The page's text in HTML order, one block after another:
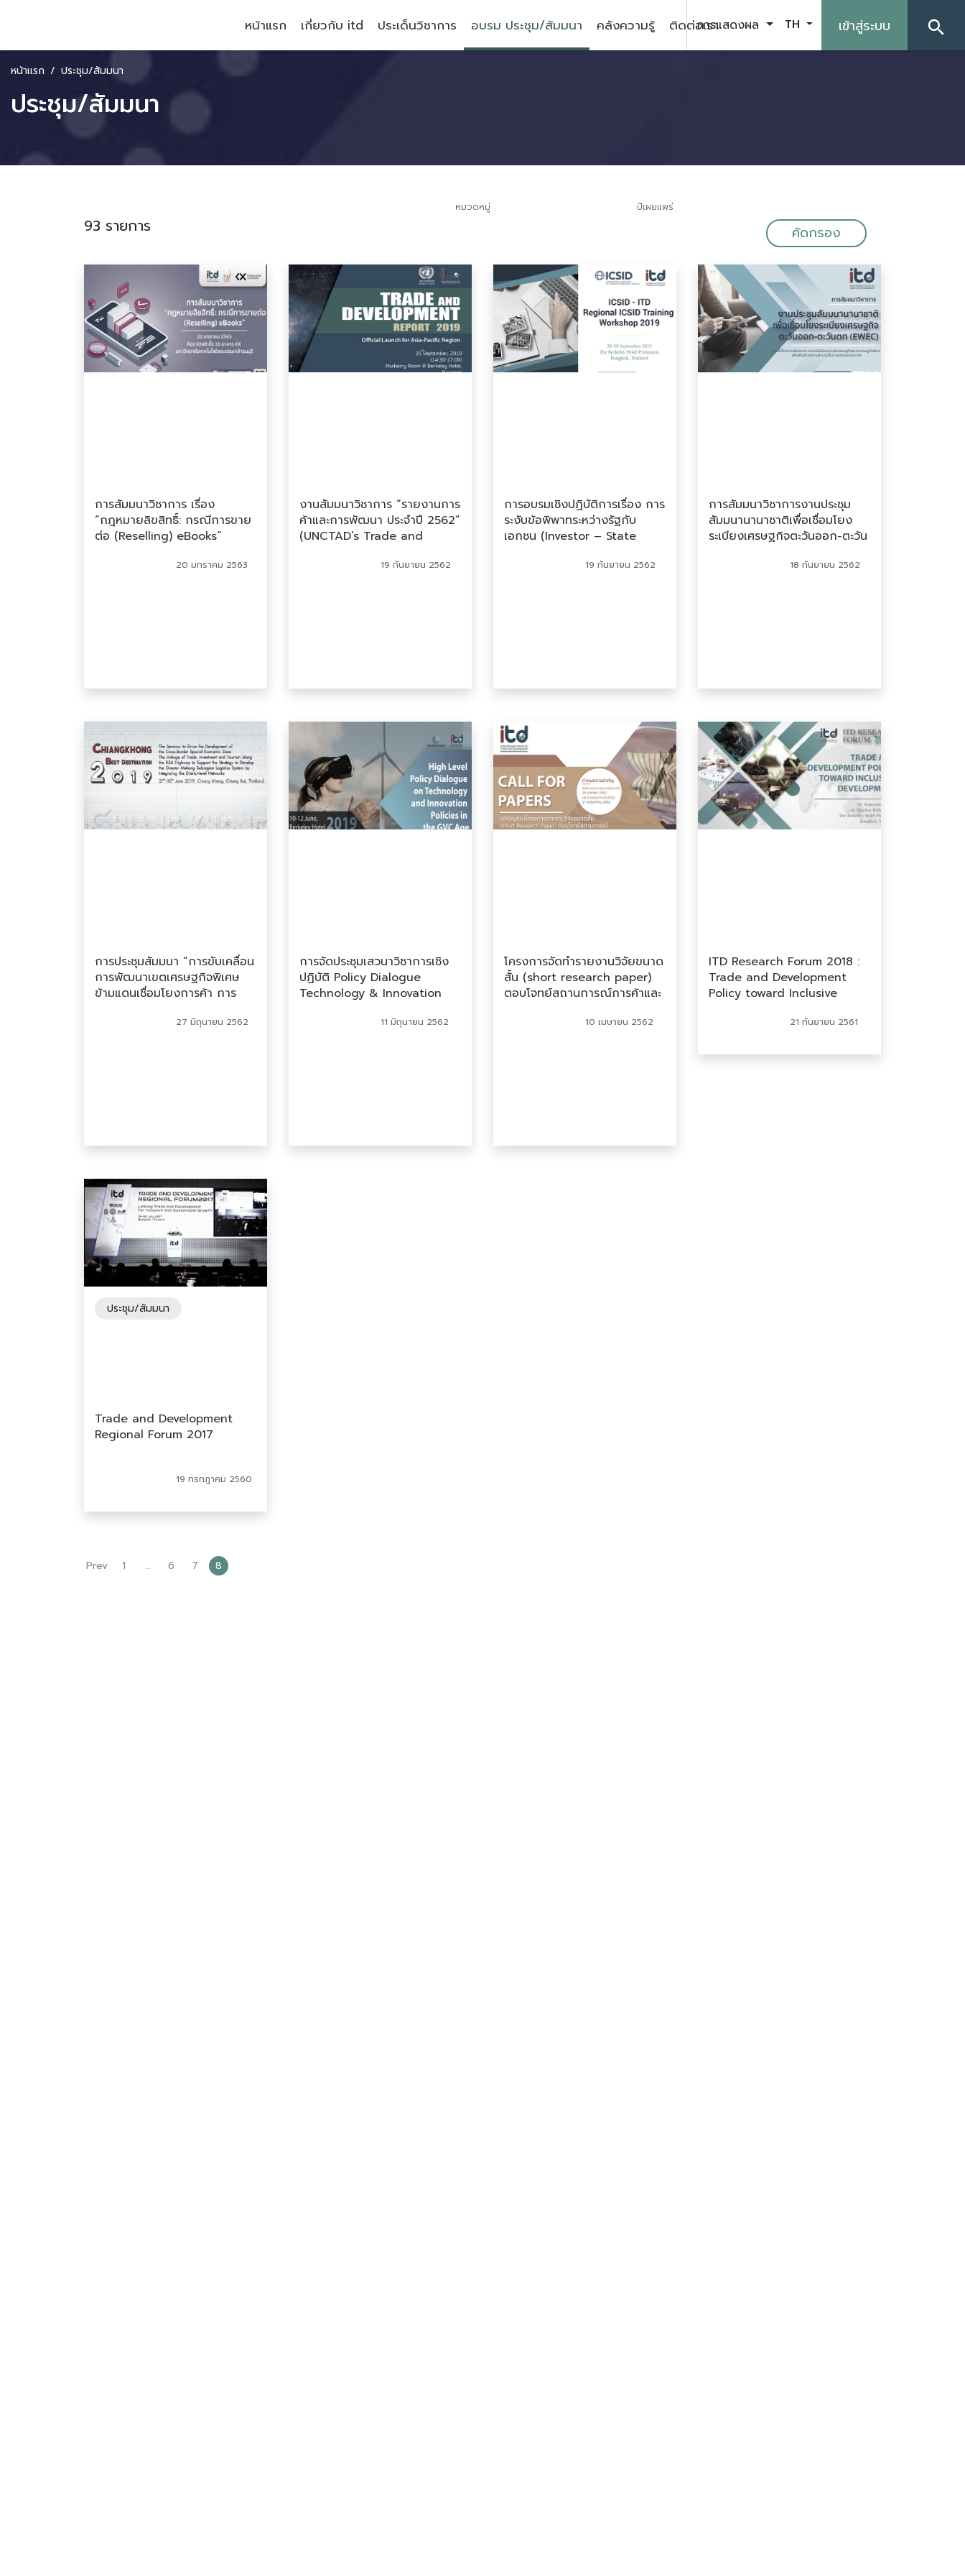
หน้าแรก เกี่ยวกับ itd ประเด็นวิชาการ อบรม ประชุม/สัมมนา คลังความรู้ ติดต่อเราการแสดงผล TH เข้าสู่ระบบ search
หน้าแรก ประชุม/สัมมนา
ประชุม/สัมมนา
93 รายการ
หมวดหมู่ ปีเผยแพร่
คัดกรอง
การสัมมนาวิชาการ เรื่อง
“กฎหมายลิขสิทธิ์: กรณีการขาย
ต่อ (Reselling) eBooks”
20 มกราคม 2563
งานสัมมนาวิชาการ “รายงานการ
ค้าและการพัฒนา ประจำปี 2562”
(UNCTAD’s Trade and
19 กันยายน 2562
การอบรมเชิงปฏิบัติการเรื่อง การ
ระงับข้อพิพาทระหว่างรัฐกับ
เอกชน (Investor – State
19 กันยายน 2562
การสัมมนาวิชาการงานประชุม
สัมมนานานาชาติเพื่อเชื่อมโยง
ระเบียงเศรษฐกิจตะวันออก-ตะวัน
18 กันยายน 2562
การประชุมสัมมนา “การขับเคลื่อน
การพัฒนาเขตเศรษฐกิจพิเศษ
ข้ามแดนเชื่อมโยงการค้า การ
R3A รองรับยุทธศาสตร์การ
27 มิถุนายน 2562
การจัดประชุมเสวนาวิชาการเชิง
ปฏิบัติ Policy Dialogue
Technology & Innovation
Regional Workshop (High
11 มิถุนายน 2562
โครงการจัดทำรายงานวิจัยขนาด
สั้น (short research paper)
ตอบโจทย์สถานการณ์การค้าและ
10 เมษายน 2562
ITD Research Forum 2018 :
Trade and Development
Policy toward Inclusive
21 กันยายน 2561
ประชุม/สัมมนา
Trade and Development
Regional Forum 2017
19 กรกฎาคม 2560
Prev 1 … 6 7 8